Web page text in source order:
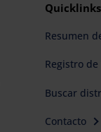
Quicklinks
Resumen
Registro
Buscar
Contacto